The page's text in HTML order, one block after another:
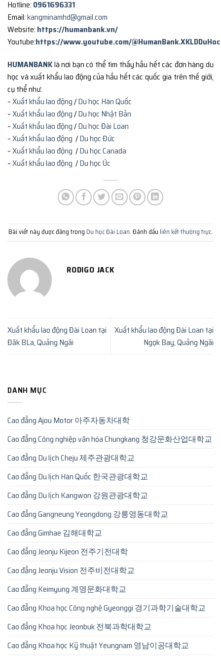
Hotline: 0961696331
Email:kangminamhd@gmail.com
Website: https://humanbank.vn/
Youtube:https://www.youtube.com/@HumanBank.XKLDDuHoc
HUMANBANKlà nơi bạn có thể tìm thấy hầu hết các đơn hàng du
học và xuất khẩu lao động của hầu hết các quốc gia trên thế giới,
cụ thể như:
–Xuất khẩu lao động/Du học Hàn Quốc
–Xuất khẩu lao động/Du học Nhật Bản
–Xuất khẩu lao động/Du học Đài Loan
–Xuất khẩu lao động /Du học Đức
–Xuất khẩu lao động /Du học Canada
–Xuất khẩu lao động /Du học Úc
Bài viết này được đăng trong Du học Đài Loan. Đánh dấu liên kết thường trực.
RODIGO JACK
Xuất khẩu lao động Đài Loan tại
Đăk BLa, Quảng Ngãi
Xuất khẩu lao động Đài Loan tại
Ngọk Bay, Quảng Ngãi
DANH MỤC
Cao đẳng Ajou Motor 아주자동차대학
Cao đẳng Công nghiệp văn hóa Chungkang 청강문화산업대학교
Cao đẳng Du lịch Cheju 제주관광대학교
Cao đẳng Du lịch Hàn Quốc 한국관광대학교
Cao đẳng Du lịch Kangwon 강원관광대학교
Cao đẳng Gangneung Yeongdong 강릉영동대학교
Cao đẳng Gimhae 김해대학교
Cao đẳng Jeonju Kijeon 전주기전대학
Cao đẳng Jeonju Vision 전주비전대학교
Cao đẳng Keimyung 계명문화대학교
Cao đẳng Khoa học Công nghệ Gyeonggi 경기과학기술대학교
Cao đẳng Khoa học Jeonbuk 전북과학대학교
Cao đẳng Khoa học Kỹ thuật Yeungnam 영남이공대학교